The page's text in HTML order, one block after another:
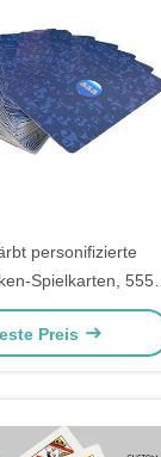
personifizierte
Spielkarten, 555
mit 100 Karten-
Formen
Preis